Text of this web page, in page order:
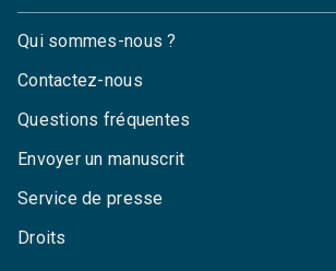
Qui sommes-nous ?
Contactez-nous
Questions fréquentes
Envoyer un manuscrit
Service de presse
Droits